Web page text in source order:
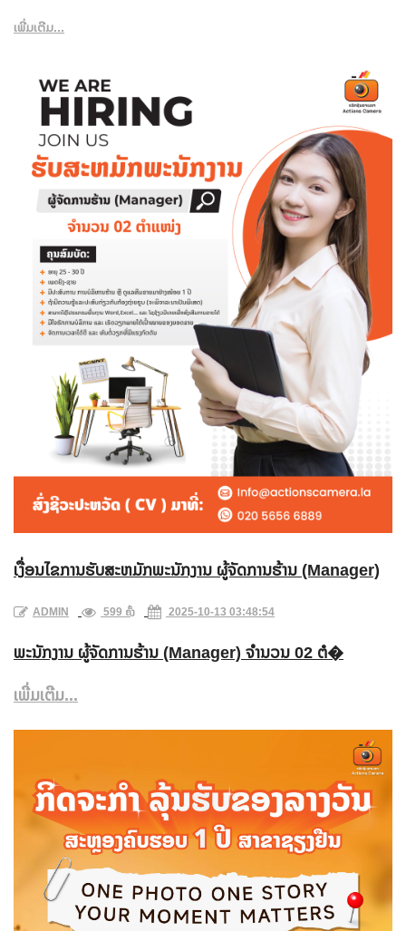
ເພີ່ມເຕີມ...
ເງື່ອນໄຂການຮັບສະຫມັກພະນັກງານ ຜູ້ຈັດການຮ້ານ (Manager)
ADMIN 599 ຄັ້ງ 2025-10-13 03:48:54
ພະນັກງານ ຜູ້ຈັດການຮ້ານ (Manager) ຈຳນວນ 02 ຕໍ�
ເພີ່ມເຕີມ...